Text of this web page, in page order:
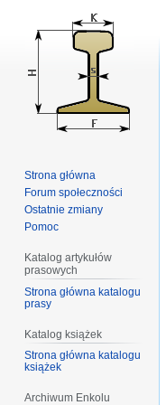
Strona główna
Forum społeczności
Ostatnie zmiany
Pomoc
Katalog artykułów
prasowych
Strona główna katalogu
prasy
Katalog książek
Strona główna katalogu
książek
Archiwum Enkolu